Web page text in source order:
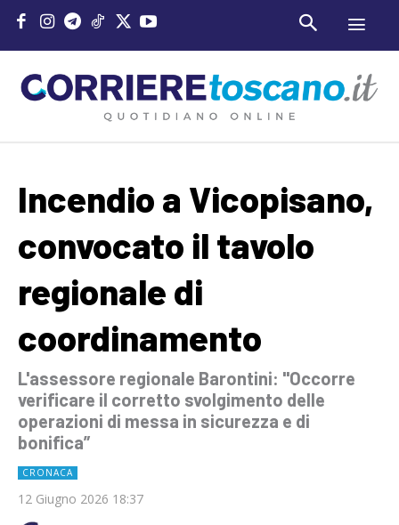
Incendio a Vicopisano,
convocato il tavolo
regionale di
coordinamento
L'assessore regionale Barontini: "Occorre
verificare il corretto svolgimento delle
operazioni di messa in sicurezza e di
bonifica”
CRONACA
12 Giugno 2026 18:37